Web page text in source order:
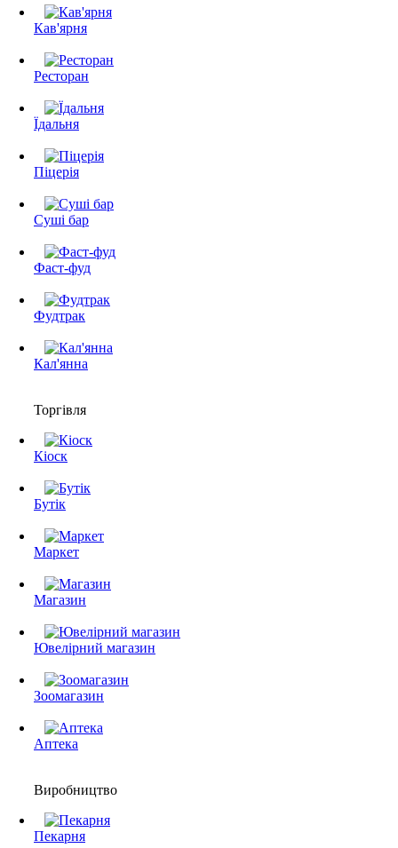
Кав'ярня
Ресторан
Їдальня
Піцерія
Суші бар
Фаст-фуд
Фудтрак
Кал'янна
Торгівля
Кіоск
Бутік
Маркет
Магазин
Ювелірний магазин
Зоомагазин
Аптека
Виробництво
Пекарня